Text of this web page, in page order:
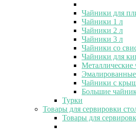
Чайники для
Чайники 1 л
Чайники 2 л
Чайники 3 л
Чайники со
Чайники для
Металлические
Чайники с
Большие
Турки
Товары для сервировки
Товары для